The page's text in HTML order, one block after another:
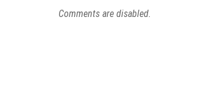
Comments are disabled.